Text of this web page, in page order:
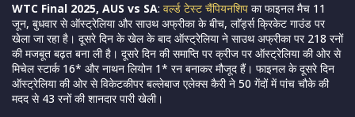
WTC Final 2025, AUS vs SA: वर्ल्ड टेस्ट चैंपियनशिप का फाइनल मैच 11
जून, बुधवार से ऑस्ट्रेलिया और साउथ अफ्रीका के बीच, लाॅर्ड्स क्रिकेट गाउंड पर
खेला जा रहा है। दूसरे दिन के खेल के बाद ऑस्ट्रेलिया ने साउथ अफ्रीका पर 218 रनों
की मजबूत बढ़त बना ली है। दूसरे दिन की समाप्ति पर क्रीज पर ऑस्ट्रेलिया की ओर से
मिचेल स्टार्क 16* और नाथन लियोन 1* रन बनाकर मौजूद हैं। फाइनल के दूसरे दिन
ऑस्ट्रेलिया की ओर से विकेटकीपर बल्लेबाज एलेक्स कैरी ने 50 गेंदों में पांच चौके की
मदद से 43 रनों की शानदार पारी खेली।